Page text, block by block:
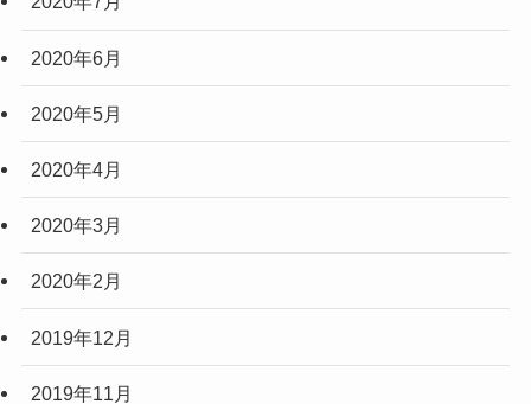
2020年6月
2020年5月
2020年4月
2020年3月
2020年2月
2019年12月
2019年11月